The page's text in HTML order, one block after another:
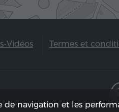
Vidéos Termes et
navigation et les